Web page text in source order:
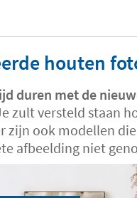
houten
duren met de
zult versteld staan
ook modellen
afbeelding niet